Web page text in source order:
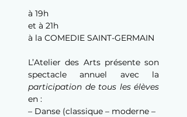
à 19h
et à 21h
à la COMEDIE SAINT-GERMAIN
L’Atelier des Arts présente son
participation de tous les élèves
en :
– Danse (classique – moderne –